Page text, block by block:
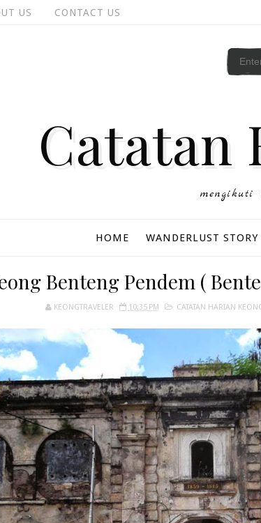
US CONTACT US
Catatan
HOME WANDERLUST STORY
Benteng Pendem (
KEONGTRAVELER 10:35 PM CATATAN HARIAN